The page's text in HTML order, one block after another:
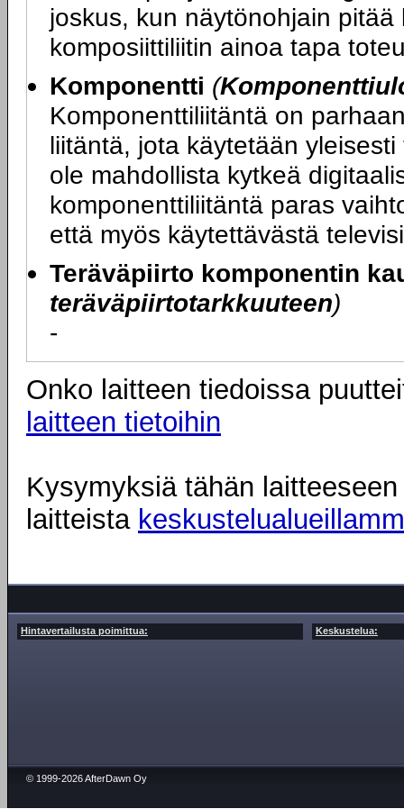
joskus, kun näytönohjain
komposiittiliitin ainoa tapa
Komponentti (
Komponenttiliitäntä on
liitäntä, jota käytetään
ole mahdollista kytkeä
komponenttiliitäntä paras
että myös käytettävästä
Teräväpiirto komponentin
teräväpiirtotarkkuuteen)
-
Onko laitteen tiedoissa
laitteen tietoihin
Kysymyksiä tähän
laitteista
Hintavertailusta poimittua: Keskustelua:
© 1999-2026 AfterDawn Oy